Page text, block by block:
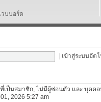
วบบอร์ด
เข้าสู่ระบบอัต
เป็นสมาชิก, ไม่มีผู้ซ่อนตัว และ บุคค
2026 5:27 am